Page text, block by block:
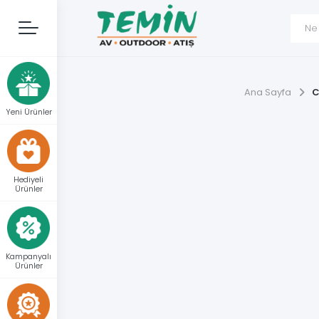
Yeni Ürünler
Hediyeli
Ürünler
Kampanyalı
Ürünler
Ana Sayfa